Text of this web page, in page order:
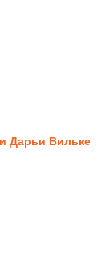
Дарьи Вильке